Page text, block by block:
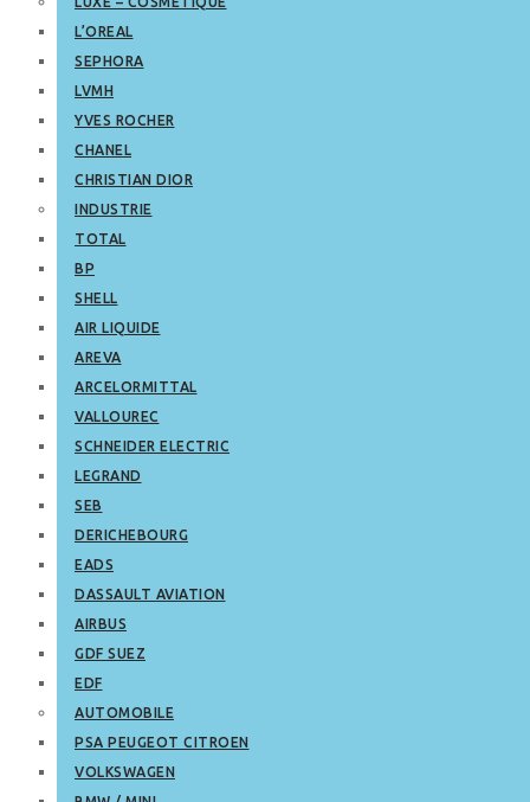
L’OREAL
SEPHORA
LVMH
YVES ROCHER
CHANEL
CHRISTIAN DIOR
INDUSTRIE
TOTAL
BP
SHELL
AIR LIQUIDE
AREVA
ARCELORMITTAL
VALLOUREC
SCHNEIDER ELECTRIC
LEGRAND
SEB
DERICHEBOURG
EADS
DASSAULT AVIATION
AIRBUS
GDF SUEZ
EDF
AUTOMOBILE
PSA PEUGEOT CITROEN
VOLKSWAGEN